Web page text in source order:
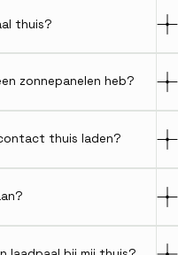
thuis?
zonnepanelen heb?
thuis laden?